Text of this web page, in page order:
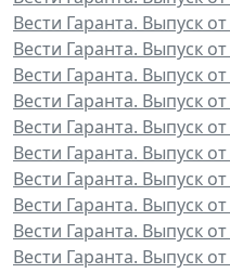
Вести Гаранта. Выпуск
Вести Гаранта. Выпуск
Вести Гаранта. Выпуск
Вести Гаранта. Выпуск
Вести Гаранта. Выпуск
Вести Гаранта. Выпуск
Вести Гаранта. Выпуск
Вести Гаранта. Выпуск
Вести Гаранта. Выпуск
Вести Гаранта. Выпуск